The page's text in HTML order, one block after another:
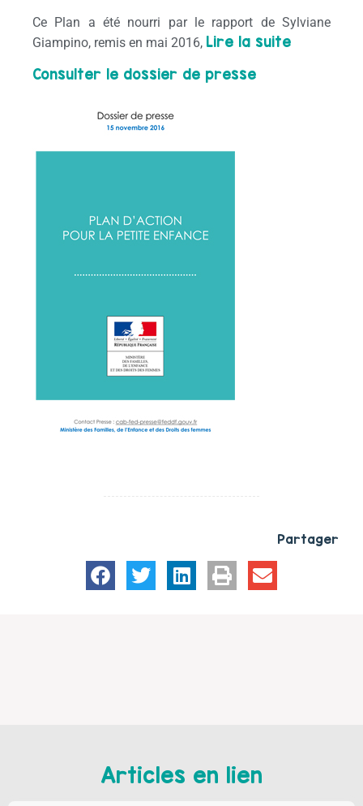
Ce Plan a été nourri par le rapport de Sylviane
Giampino, remis en mai 2016, Lire la suite
Consulter le dossier de presse
Partager
Articles en lien